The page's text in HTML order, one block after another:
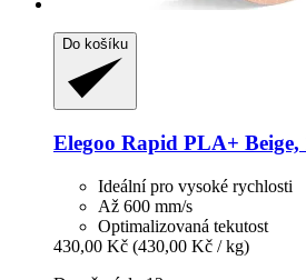
Do košíku
Elegoo Rapid PLA+ Beige,
Ideální pro vysoké rychlosti
Až 600 mm/s
Optimalizovaná tekutost
430,00 Kč (430,00 Kč / kg)